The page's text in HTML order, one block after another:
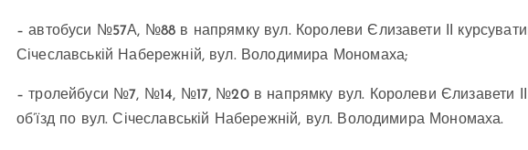
– автобуси №57А, №88 в напрямку вул. Королеви Єлизавети ІІ
Січеславській Набережній, вул. Володимира Мономаха;
– тролейбуси №7, №14, №17, №20 в напрямку вул. Королеви Єлизавети ІІ
об’їзд по вул. Січеславській Набережній, вул. Володимира Мономаха.